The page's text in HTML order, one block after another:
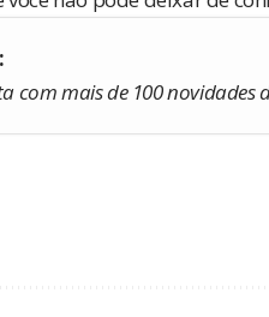
com mais de 100 novidades